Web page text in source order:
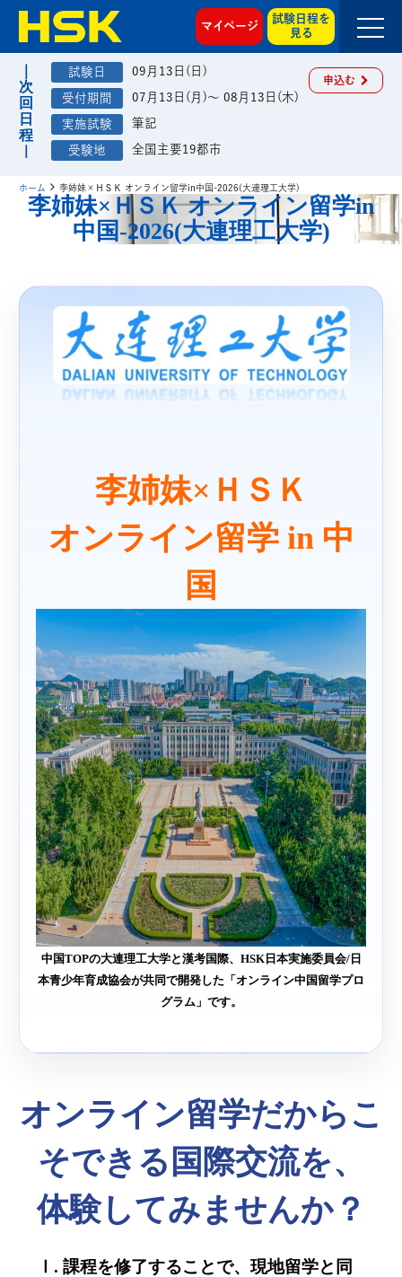
マイページ
試験日程を
見る
09月13日(日)
07月13日(月)～ 08月13日(木)
筆記
全国主要19都市
申込む
ホーム 李姉妹×ＨＳＫ オンライン留学in中国-2026(大連理工大学)
李姉妹×ＨＳＫ オンライン留学in
中国-2026(大連理工大学)
李姉妹×ＨＳＫ
オンライン留学 in 中
国
中国TOPの大連理工大学と漢考国際、 HSK日本実施委員会/日
本青少年育成協会が共同で開発した「オンライン中国留学プロ
グラム」です。
オンライン留学だからこ
そできる国際交流を、
体験してみませんか？
Ⅰ. 課程を修了することで、現地留学と同